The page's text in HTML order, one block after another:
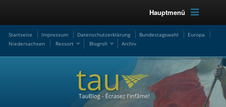
Hauptmenü
Startseite Impressum Datenschutzerklärung Bundestagswahl
Europa
Niedersachsen
Ressort Blogroll Archiv